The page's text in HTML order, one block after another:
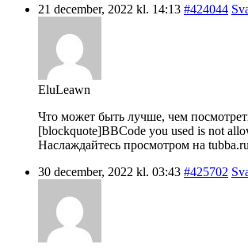
21 december, 2022 kl. 14:13 #424044
EluLeawn
Что может быть лучше, чем
[blockquote]BBCode you used is not
Наслаждайтесь просмотром на tubba.ru
30 december, 2022 kl. 03:43 #425702